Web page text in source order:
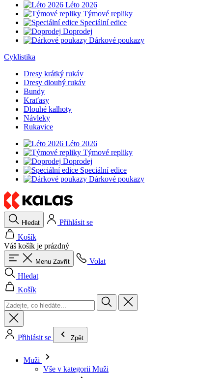
Léto 2026
Týmové repliky
Speciální edice
Doprodej
Dárkové poukazy
Cyklistika
Dresy krátký rukáv
Dresy dlouhý rukáv
Bundy
Kraťasy
Dlouhé kalhoty
Návleky
Rukavice
Léto 2026
Týmové repliky
Doprodej
Speciální edice
Dárkové poukazy
Hledat
Přihlásit se
Košík
Váš košík je prázdný
Menu Zavřít
Volat
Hledat
Košík
Přihlásit se Zpět
Muži
Vše v kategorii Muži